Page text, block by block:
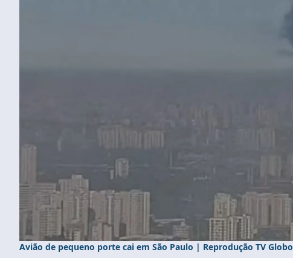
Avião de pequeno porte cai em São Paulo | Reprodução TV Globo